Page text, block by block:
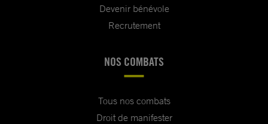
Devenir bénévole
Recrutement
NOS COMBATS
Tous nos combats
Droit de manifester